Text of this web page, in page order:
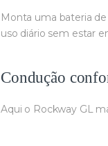
Monta uma bateria
uso diário sem estar
Condução
Aqui o Rockway GL